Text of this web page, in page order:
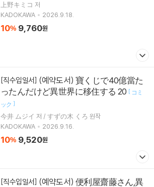
上野キミコ 저
KADOKAWA
2026.9.18.
10% 9,760원
[직수입일서]
ったんだけど異世界に移住する 20 [ コミ
ック ]
今井 ムジイ 저 / すずの木 くろ 원작
KADOKAWA
2026.9.16.
10% 9,520원
[직수입일서]